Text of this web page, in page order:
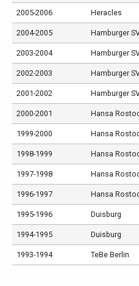
2005-2006 Heracles
2004-2005 Hamburger
2003-2004 Hamburger
2002-2003 Hamburger
2001-2002 Hamburger
2000-2001 Hansa
1999-2000 Hansa
1998-1999 Hansa
1997-1998 Hansa
1996-1997 Hansa
1995-1996 Duisburg
1994-1995 Duisburg
1993-1994 TeBe Berlin